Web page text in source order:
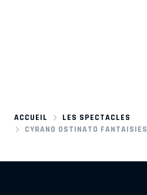
ACCUEIL
LES SPECTACLES
CYRANO OSTINATO FANTAISIES